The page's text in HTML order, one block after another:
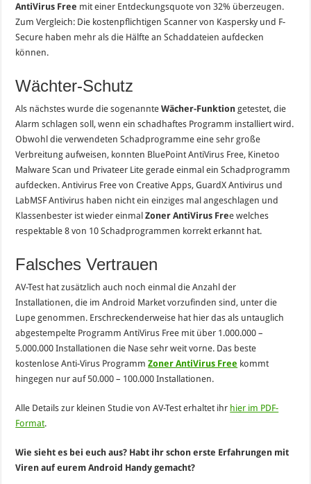
AntiVirus Free mit einer Entdeckungsquote von 32% überzeugen.
Zum Vergleich: Die kostenpflichtigen Scanner von Kaspersky und F-
Secure haben mehr als die Hälfte an Schaddateien aufdecken
können.
Wächter-Schutz
Als nächstes wurde die sogenannteWächer-Funktion getestet, die
Alarm schlagen soll, wenn ein schadhaftes Programm installiert wird.
Obwohl die verwendeten Schadprogramme eine sehr große
Verbreitung aufweisen, konnten BluePoint AntiVirus Free, Kinetoo
Malware Scan und Privateer Lite gerade einmal ein Schadprogramm
aufdecken. Antivirus Free von Creative Apps, GuardX Antivirus und
LabMSF Antivirus haben nicht ein einziges mal angeschlagen und
Klassenbester ist wieder einmalZoner AntiVirus Free welches
respektable 8 von 10 Schadprogrammen korrekt erkannt hat.
Falsches Vertrauen
AV-Test hat zusätzlich auch noch einmal die Anzahl der
Installationen, die im Android Market vorzufinden sind, unter die
Lupe genommen. Erschreckenderweise hat hier das als untauglich
abgestempelte Programm AntiVirus Free mit über 1.000.000 –
5.000.000 Installationen die Nase sehr weit vorne. Das beste
kostenlose Anti-Virus ProgrammZoner AntiVirus Free kommt
hingegen nur auf 50.000 – 100.000 Installationen.
Alle Details zur kleinen Studie von AV-Test erhaltet ihr hier im PDF-
Format.
Wie sieht es bei euch aus? Habt ihr schon erste Erfahrungen mit
Viren auf eurem Android Handy gemacht?